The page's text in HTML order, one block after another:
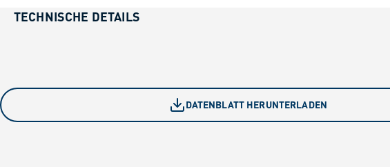
TECHNISCHE DETAILS
DATENBLATT HERUNTERLADEN